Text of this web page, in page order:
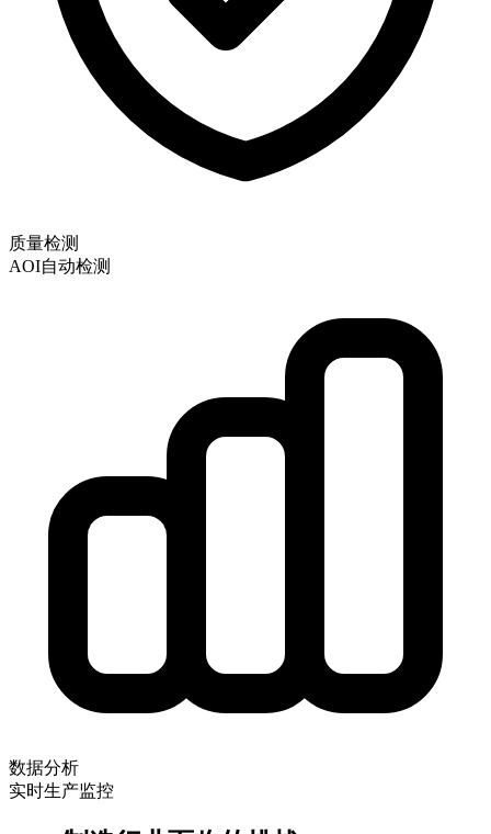
质量检测
AOI自动检测
数据分析
实时生产监控